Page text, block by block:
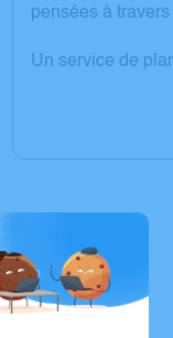
pensées à
Un service de